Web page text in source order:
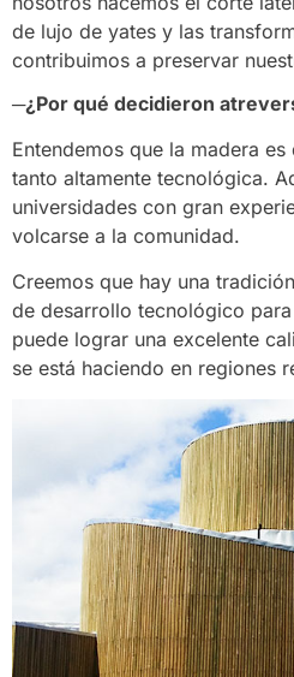
de lujo de yates y las
contribuimos a preservar
─¿Por qué decidieron
Entendemos que la madera
tanto altamente tecnológica.
universidades con gran
volcarse a la comunidad.
Creemos que hay una
de desarrollo tecnológico
puede lograr una excelente
se está haciendo en regiones